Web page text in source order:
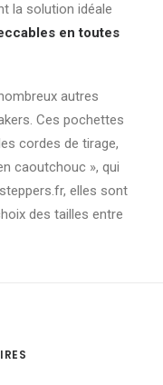
la solution idéale
en toutes
autres
Ces pochettes
cordes de tirage,
caoutchouc », qui
elles sont
des tailles entre